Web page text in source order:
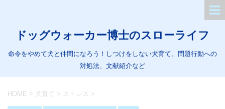
ドッグウォーカー博士のスローライフ
命令をやめて犬と仲間になろう！しつけをしない犬育て、問題行動への
対処法、文献紹介など
HOME > 犬育て > ストレス >